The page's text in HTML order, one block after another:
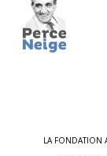
LA FONDATION